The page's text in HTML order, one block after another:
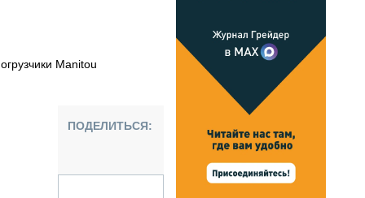
ТЕХНИКА
ТРАНСПОРТ
Manitou
ПОДЕЛИТЬСЯ: